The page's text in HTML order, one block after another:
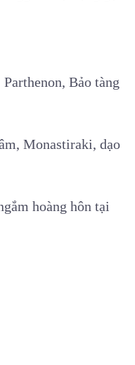
Bảo tàng
Monastiraki, dạo
hoàng hôn tại